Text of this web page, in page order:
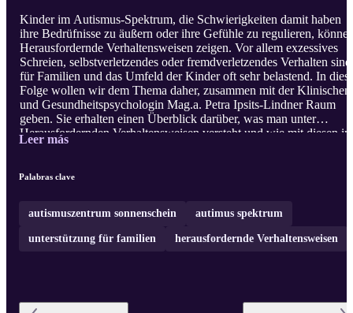
Kinder im Autismus-Spektrum, die Schwierigkeiten damit haben
ihre Bedrüfnisse zu äußern oder ihre Gefühle zu regulieren,
Herausfordernde Verhaltensweisen zeigen. Vor allem exzessives
Schreien, selbstverletzendes oder fremdverletzendes Verhalten sind
für Familien und das Umfeld der Kinder oft sehr belastend. In
Folge wollen wir dem Thema daher, zusammen mit der
und Gesundheitspsychologin Mag.a. Petra Ipsits-Lindner Raum
geben. Sie erhalten einen Überblick darüber, was man unter
Herausfordernden Verhaltensweisen versteht und wie mit diesen im
Alltag umgegangen werden kann. Mag.a. Petra Ipsits-Lindner
würde und gibt wertvolle Tipps für Familien und das Umfeld von
Leer más
Palabras clave
autismuszentrum sonnenschein autimus spektrum
unterstützung für familien herausfordernde Verhaltensweisen